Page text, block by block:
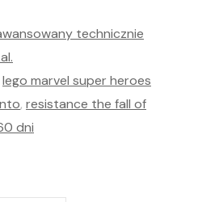
technicznie
lego marvel super heroes
, resistance the fall of
dni